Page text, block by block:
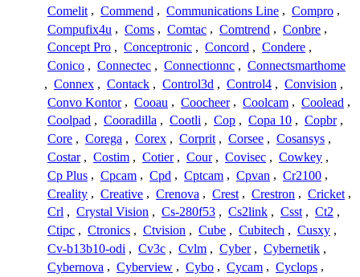
Comelit , Commend , Communications Line , Compro ,
Compufix4u , Coms , Comtac , Comtrend , Conbre ,
Concept Pro , Conceptronic , Concord , Condere ,
Conico , Connectec , Connectionnc , Connectsmarthome
, Connex , Contack , Control3d , Control4 , Convision ,
Convo Kontor , Cooau , Coocheer , Coolcam , Coolead ,
Coolpad , Cooradilla , Cootli , Cop , Copa 10 , Copbr ,
Core , Corega , Corex , Corprit , Corsee , Cosansys ,
Costar , Costim , Cotier , Cour , Covisec , Cowkey ,
Cp Plus , Cpcam , Cpd , Cptcam , Cpvan , Cr2100 ,
Creality , Creative , Crenova , Crest , Crestron , Cricket ,
Crl , Crystal Vision , Cs-280f53 , Cs2link , Csst , Ct2 ,
Ctipc , Ctronics , Ctvision , Cube , Cubitech , Cusxy ,
Cv-b13b10-odi , Cv3c , Cvlm , Cyber , Cybernetik ,
Cybernova , Cyberview , Cybo , Cycam , Cyclops ,